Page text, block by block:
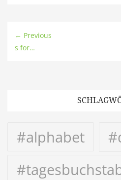
← Previous
s for…
#alphabet